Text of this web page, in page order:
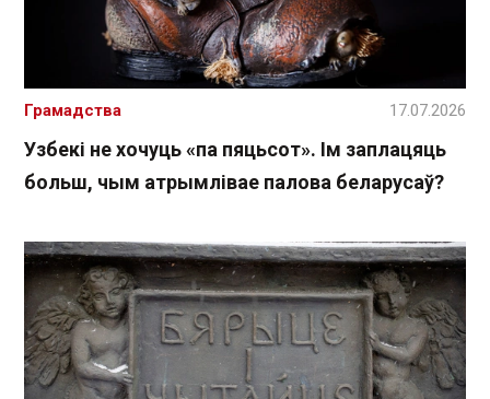
Узбекі не хочуць «па пяцьсот». Ім заплацяць
больш, чым атрымлівае палова беларусаў?
Грамадства 17.07.2026